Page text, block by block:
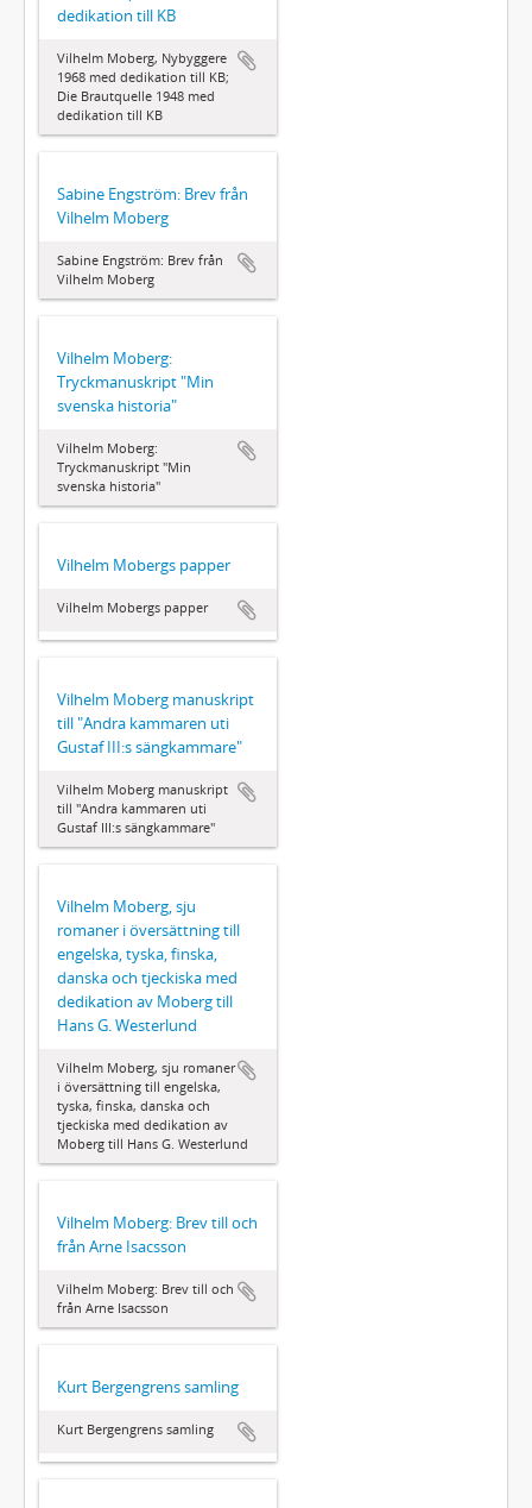
dedikation till KB
Vilhelm Moberg, Nybyggere
1968 med dedikation till KB;
Die Brautquelle 1948 med
dedikation till KB
Sabine Engström: Brev från
Vilhelm Moberg
Sabine Engström: Brev från
Vilhelm Moberg
Vilhelm Moberg:
Tryckmanuskript "Min
svenska historia"
Vilhelm Moberg:
Tryckmanuskript "Min
svenska historia"
Vilhelm Mobergs papper
Vilhelm Mobergs papper
Vilhelm Moberg manuskript
till "Andra kammaren uti
Gustaf III:s sängkammare"
Vilhelm Moberg manuskript
till "Andra kammaren uti
Gustaf III:s sängkammare"
Vilhelm Moberg, sju
romaner i översättning till
engelska, tyska, finska,
danska och tjeckiska med
dedikation av Moberg till
Hans G. Westerlund
Vilhelm Moberg, sju romaner
i översättning till engelska,
tyska, finska, danska och
tjeckiska med dedikation av
Moberg till Hans G. Westerlund
Vilhelm Moberg: Brev till och
från Arne Isacsson
Vilhelm Moberg: Brev till och
från Arne Isacsson
Kurt Bergengrens samling
Kurt Bergengrens samling